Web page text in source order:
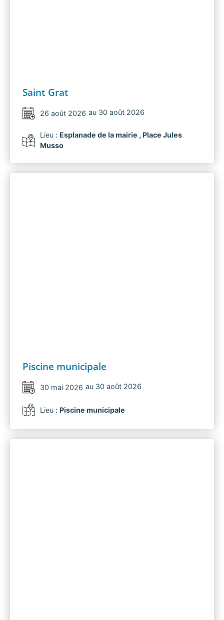
Saint Grat
26 août 2026 au 30 août 2026
Lieu : Esplanade de la mairie , Place Jules
Musso
Piscine municipale
30 mai 2026 au 30 août 2026
Lieu : Piscine municipale